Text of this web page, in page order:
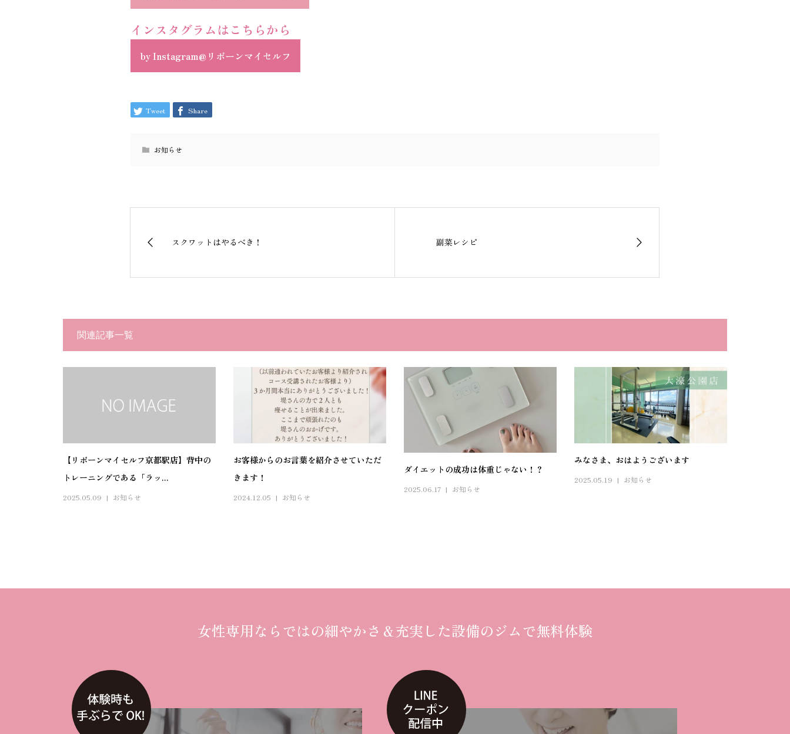
インスタグラムはこちらから
by Instagram@リボーンマイセルフ
Tweet Share
お知らせ
スクワットはやるべき！ 副菜レシピ
関連記事一覧
【リボーンマイセルフ京都駅店】背中の
トレーニングである「ラッ...
2025.05.09 お知らせ
お客様からのお言葉を紹介させていただ
きます！
2024.12.05 お知らせ
ダイエットの成功は体重じゃない！？
2025.06.17 お知らせ
みなさま、おはようございます
2025.05.19 お知らせ
女性専用ならではの細やかさ ＆充実した設備のジムで無料体験